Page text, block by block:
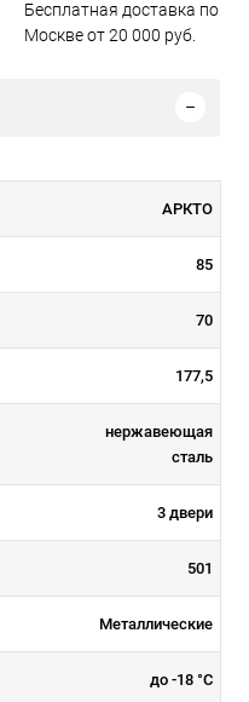
Бесплатная доставка по
Москве от 20 000 руб.
АРКТО
85
70
177,5
нержавеющая
сталь
3 двери
501
Металлические
до -18 °С